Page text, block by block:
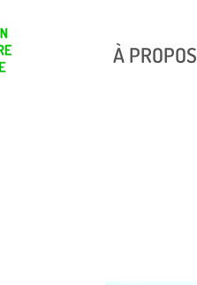
À PROPOS